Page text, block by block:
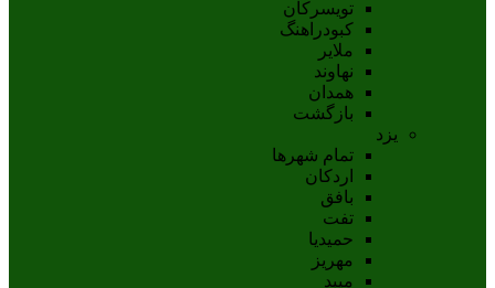
تويسرکان
کبودراهنگ
ملاير
نهاوند
همدان
بازگشت
یزد
تمام شهر‌ها
اردکان
بافق
تفت
حميديا
مهریز
ميبد